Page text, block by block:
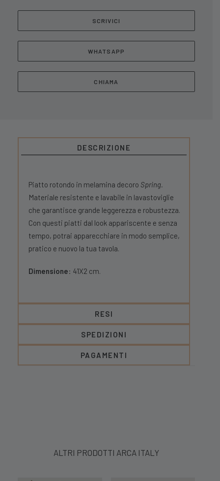
SCRIVICI
WHATSAPP
CHIAMA
DESCRIZIONE
Piatto rotondo in melamina decoro Spring.
Materiale resistente e lavabile in lavastoviglie
che garantisce grande leggerezza e robustezza.
Con questi piatti dal look appariscente e senza
tempo, potrai apparecchiare in modo semplice,
pratico e nuovo la tua tavola.
Dimensione: 41X2 cm.
RESI
SPEDIZIONI
PAGAMENTI
ALTRI PRODOTTI ARCA ITALY